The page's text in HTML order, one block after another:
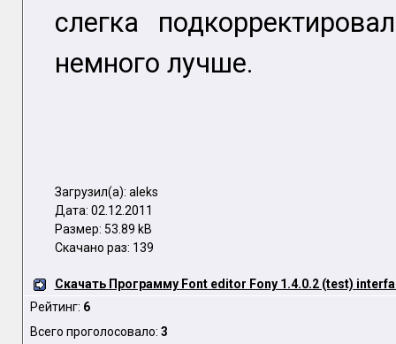
слегка
немного лучше.
Загрузил(а): aleks
Дата: 02.12.2011
Размер: 53.89 kB
Скачано раз: 139
Скачать Программу Font editor Fony 1.4.0.2 (test)
Рейтинг: 6
Всего проголосовало: 3